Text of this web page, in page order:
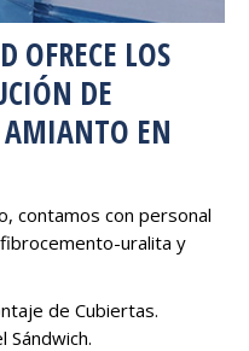
LOS
DE
AMIANTO EN
contamos con personal
uralita y
de Cubiertas.
Sándwich.